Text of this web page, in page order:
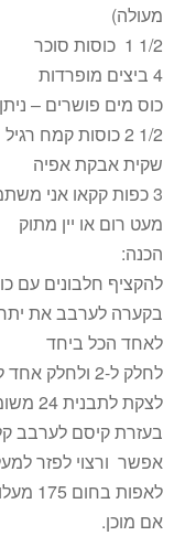
מעולה)
1/2 1 כוסות סוכר
4 ביצים מופרדות
כוס מים פושרים –
1/2 2 כוסות קמח רגיל
שקית אבקת אפיה
3 כפות קקאו אני משתמשת בעלית- הכי רגיל.
מעט רום או יין מתוק
הכנה:
להקציף חלבונים עם
בקערה לערבב את
לאחד הכל ביחד
לחלק ל-2 ולחלק אחד להוסיף את הקקאו והרום ולבחוש
לצקת לתבנית 24 משומנת את 2 הבלילות אחת על השניה.
בעזרת קיסם לערבב
אפשר ורצוי לפזר
אם מוכן.